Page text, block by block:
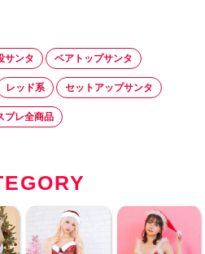
サンタ ベアトップサンタ
レッド系 セットアップサンタ
プレ全商品